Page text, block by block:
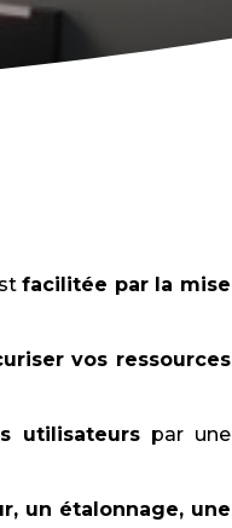
facilitée par la mise
vos ressources
utilisateurspar une
un étalonnage, une